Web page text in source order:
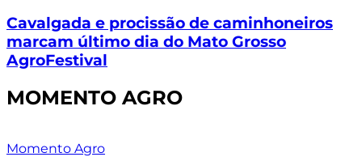
Cavalgada e procissão de caminhoneiros
marcam último dia do Mato Grosso
AgroFestival
MOMENTO AGRO
Momento Agro